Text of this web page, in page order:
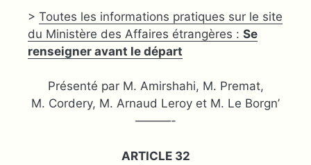
> Toutes les informations pratiques sur le site
du Ministère des Affaires étrangères : Se
renseigner avant le départ
Présenté par M. Amirshahi, M. Premat,
M. Cordery, M. Arnaud Leroy et M. Le Borgn’
———-
ARTICLE 32